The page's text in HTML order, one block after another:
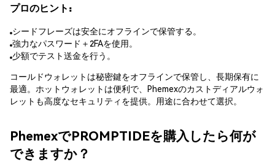
プロのヒント:
シードフレーズは安全にオフラインで保管する。
強力なパスワード＋2FAを使用。
少額でテスト送金を行う。
コールドウォレットは秘密鍵をオフラインで保管し、長期保有に
最適。ホットウォレットは便利で、Phemexのカストディアルウォ
レットも高度なセキュリティを提供。用途に合わせて選択。
PhemexでPROMPTIDEを購入したら何が
できますか？